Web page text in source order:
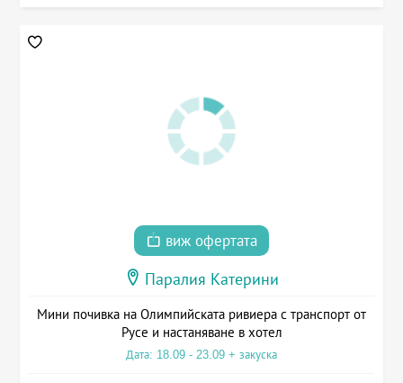
виж офертата
Паралия Катерини
Мини почивка на Олимпийската ривиера с транспорт от
Русе и настаняване в хотел
Дата: 18.09 - 23.09 + закуска